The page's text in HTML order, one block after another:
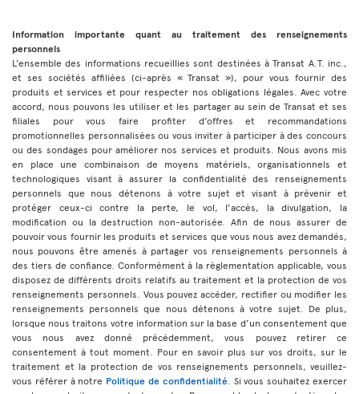
Information importante quant au traitement des renseignements
personnels
L’ensemble des informations recueillies sont destinées à Transat A.T. inc.,
et ses sociétés affiliées (ci-après « Transat »), pour vous fournir des
produits et services et pour respecter nos obligations légales. Avec votre
accord, nous pouvons les utiliser et les partager au sein de Transat et ses
filiales pour vous faire profiter d’offres et recommandations
promotionnelles personnalisées ou vous inviter à participer à des concours
ou des sondages pour améliorer nos services et produits. Nous avons mis
en place une combinaison de moyens matériels, organisationnels et
technologiques visant à assurer la confidentialité des renseignements
personnels que nous détenons à votre sujet et visant à prévenir et
protéger ceux-ci contre la perte, le vol, l’accès, la divulgation, la
modification ou la destruction non-autorisée. Afin de nous assurer de
pouvoir vous fournir les produits et services que vous nous avez demandés,
nous pouvons être amenés à partager vos renseignements personnels à
des tiers de confiance. Conformément à la règlementation applicable, vous
disposez de différents droits relatifs au traitement et la protection de vos
renseignements personnels. Vous pouvez accéder, rectifier ou modifier les
renseignements personnels que nous détenons à votre sujet. De plus,
lorsque nous traitons votre information sur la base d’un consentement que
vous nous avez donné précédemment, vous pouvez retirer ce
consentement à tout moment. Pour en savoir plus sur vos droits, sur le
traitement et la protection de vos renseignements personnels, veuillez-
vous référer à notre Politique de confidentialité. Si vous souhaitez exercer